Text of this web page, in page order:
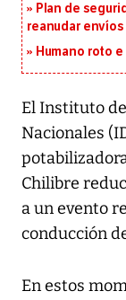
Plan de
reanudar
Humano roto
El Instituto
Nacionales
Chilibre
a un evento
conducción
En estos